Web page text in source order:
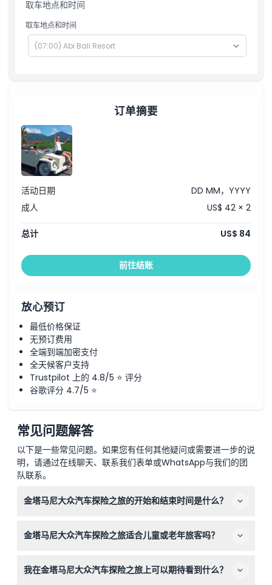
下午1:30参观附近咖啡村，体验咖啡品鉴
下午漫步标志性的梯田稻田
下午3:30 – 4:30旅游结束，送回酒店
取车地点和时间
取车地点和时间
订单摘要
活动日期
DD MM，YYYY
成人
US$ 42 × 2
总计 US$ 84
前往结账
放心预订
最低价格保证
无预订费用
全端到端加密支付
全天候客户支持
Trustpilot 上的 4.8/5 ⭐ 评分
谷歌评分 4.7/5 ⭐
常见问题解答
以下是一些常见问题。如果您有任何其他疑问或需要进一步的说
明，请通过在线聊天、联系我们表单或WhatsApp与我们的团
队联系。
金塔马尼大众汽车探险之旅的开始和结束时间是什么？
之间送回酒店，全程大约持续8.5小时（时间可能变动——
金塔马尼大众汽车探险之旅适合儿童或老年旅客吗？
妇、轮椅使用者或有心脏或背部问题的客人。
我在金塔马尼大众汽车探险之旅上可以期待看到什么？